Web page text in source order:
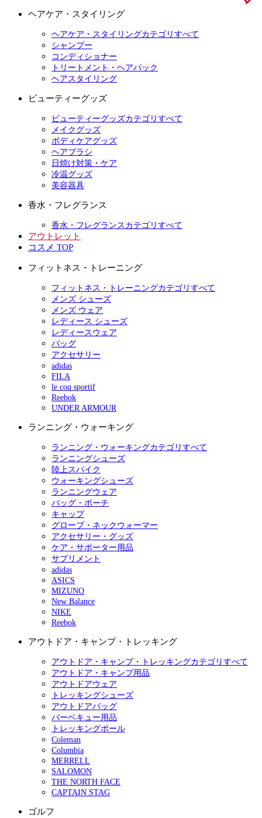
ヘアケア・スタイリング
ヘアケア・スタイリングカテゴリすべて
シャンプー
コンディショナー
トリートメント・ヘアパック
ヘアスタイリング
ビューティーグッズ
ビューティーグッズカテゴリすべて
メイクグッズ
ボディケアグッズ
ヘアブラシ
日焼け対策・ケア
冷温グッズ
美容器具
香水・フレグランス
香水・フレグランスカテゴリすべて
アウトレット
コスメ TOP
フィットネス・トレーニング
フィットネス・トレーニングカテゴリすべて
メンズ シューズ
メンズ ウェア
レディース シューズ
レディースウェア
バッグ
アクセサリー
adidas
FILA
le coq sportif
Reebok
UNDER ARMOUR
ランニング・ウォーキング
ランニング・ウォーキングカテゴリすべて
ランニングシューズ
陸上スパイク
ウォーキングシューズ
ランニングウェア
バッグ・ポーチ
キャップ
グローブ・ネックウォーマー
アクセサリー・グッズ
ケア・サポーター用品
サプリメント
adidas
ASICS
MIZUNO
New Balance
NIKE
Reebok
アウトドア・キャンプ・トレッキング
アウトドア・キャンプ・トレッキングカテゴリすべて
アウトドア・キャンプ用品
アウトドアウェア
トレッキングシューズ
アウトドアバッグ
バーベキュー用品
トレッキングポール
Coleman
Columbia
MERRELL
SALOMON
THE NORTH FACE
CAPTAIN STAG
ゴルフ